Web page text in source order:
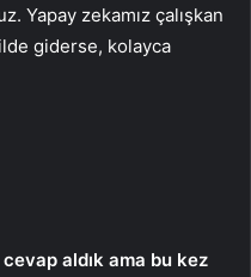
Yapay zekamız çalışkan
giderse, kolayca
aldık ama bu kez